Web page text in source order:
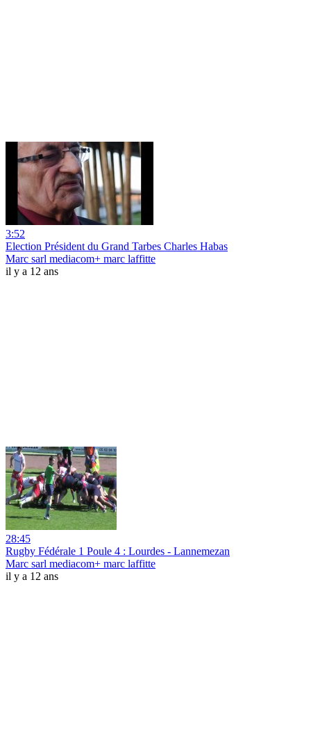
3:52
Election Président du Grand Tarbes Charles Habas
Marc sarl mediacom+ marc laffitte
il y a 12 ans
28:45
Rugby Fédérale 1 Poule 4 : Lourdes - Lannemezan
Marc sarl mediacom+ marc laffitte
il y a 12 ans